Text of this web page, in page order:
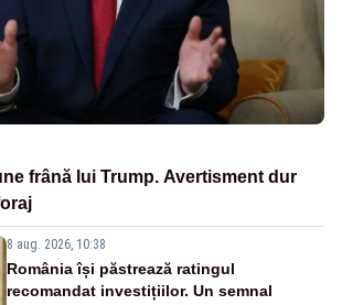
frână lui Trump. Avertisment dur
8 aug. 2026, 10:38
România își păstrează ratingul
recomandat investițiilor. Un semnal